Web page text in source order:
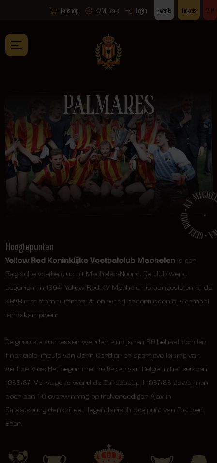
Fanshop KVM Deals Login Events Tickets VIP
PALMARES
Hoogtepunten
Yellow Red Koninklijke Voetbalclub Mechelenis een
Belgische voetbalclub uit Mechelen-Noord. De club werd
opgericht in 1904. Yellow Red KV Mechelen is aangesloten bij de
KBVB met stamnummer 25 en werd ondertussen al viermaal
landskampioen.
De grootste successen werden eind jaren 80 behaald onder
financiële impuls van John Cordier en sportieve leiding van
Aad de Mos. Het begon met de Beker van België in het seizoen
1986/87. Vervolgens werd de Europacup II 1987/88 gewonnen
door een 1-0-overwinning op titelverdediger Ajax in
Straatsburg dankzij een legendarisch doelpunt van Piet den
Boer.